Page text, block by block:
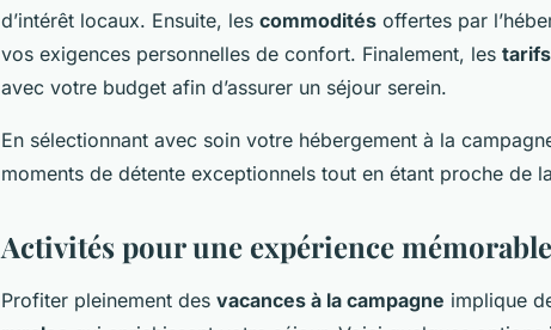
d’intérêt locaux. Ensuite, les commodités offertes par
vos exigences personnelles de confort. Finalement, les tarifs
avec votre budget afin d’assurer un séjour serein.
En sélectionnant avec soin votre hébergement à la
moments de détente exceptionnels tout en étant proche de
Activités pour une expérience mémorable
Profiter pleinement des vacances à la campagne implique